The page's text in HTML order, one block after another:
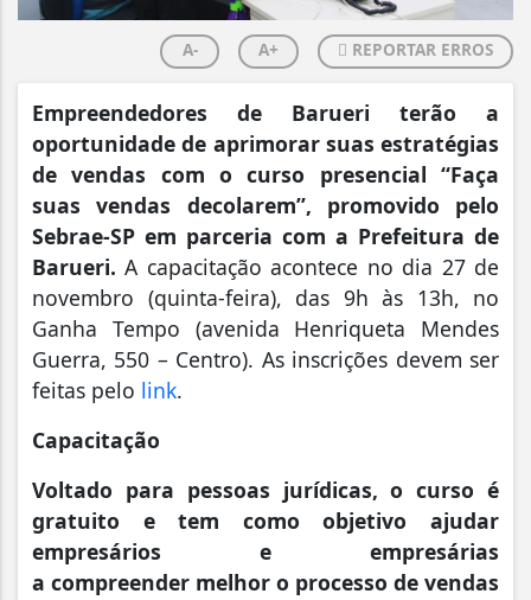
A- A+ REPORTAR ERROS
Empreendedores de Barueri terão a
oportunidade de aprimorar suas estratégias
de vendas com o curso presencial “Faça
suas vendas decolarem”, promovido pelo
Sebrae-SP em parceria com a Prefeitura de
Barueri.A capacitação acontece no dia 27 de
novembro (quinta-feira), das 9h às 13h, no
Ganha Tempo (avenida Henriqueta Mendes
Guerra, 550 – Centro). As inscrições devem ser
feitas pelo link.
Capacitação
Voltado para pessoas jurídicas, o curso é
gratuito e tem como objetivo ajudar
empresários e empresárias
a compreender melhor o processo de vendas